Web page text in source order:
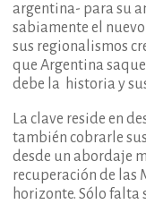
argentina- para su
sabiamente el
sus regionalismos
que Argentina
debe la historia y
La clave reside en
también cobrarle
desde un abordaje
recuperación de las
horizonte. Sólo falta